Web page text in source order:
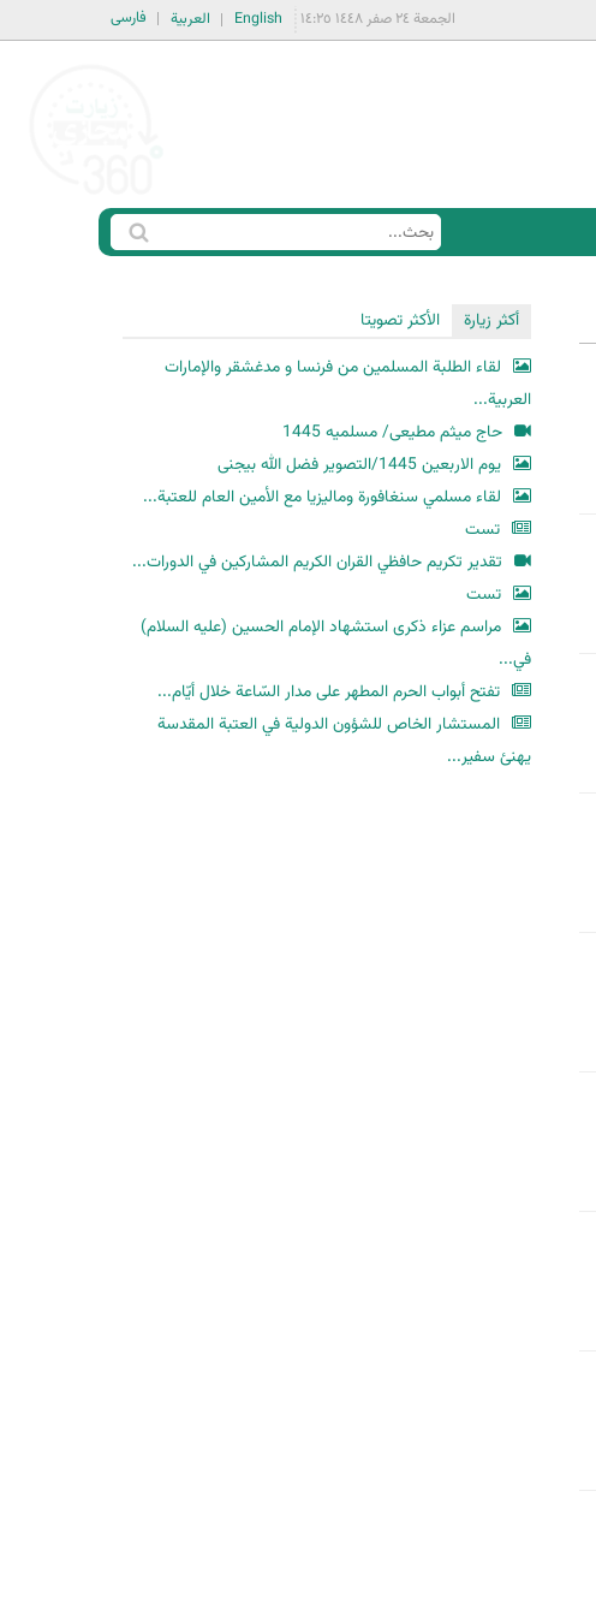
فارسی العربية English الجمعة ٢٤ صفر ١٤٤٨ ١٤:٢٥
ا
ت
ة
ا
ل
ح
ب
ث
أكثر زيارة
الأكثر تصويتا
لقاء الطلبة المسلمين من فرنسا و مدغشقر والإمارات
العربية...
حاج میثم مطیعی/ مسلمیه 1445
یوم الاربعین 1445/التصویر فضل الله بیجنی
لقاء مسلمي سنغافورة وماليزيا مع الأمين العام للعتبة...
تست
تقدير تكريم حافظي القران الكريم المشاركين في الدورات...
تست
مراسم عزاء ذكرى استشهاد الإمام الحسين (عليه السلام)
في...
تفتح أبواب الحرم المطهر على مدار السّاعة خلال أيّام...
المستشار الخاص للشؤون الدولية في العتبة المقدسة
يهنئ سفير...